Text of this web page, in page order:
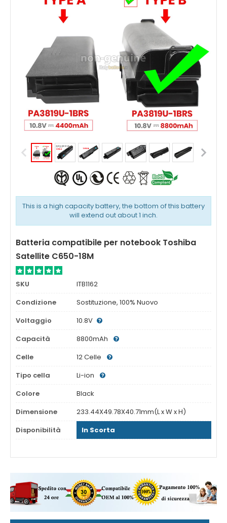
This is a high capacity battery, the bottom of this battery
will extend out about 1 inch.
Batteria compatibile per notebook Toshiba
Satellite C650-18M
SKU
ITB1162
Condizione
Sostituzione, 100% Nuovo
Voltaggio
10.8V
Capacità
8800mAh
Celle
12 Celle
Tipo cella
Li-ion
Colore
Black
Dimensione
233.44X49.78X40.71mm(L x W x H)
Disponibilità
In Scorta